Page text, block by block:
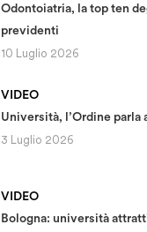
Odontoiatria, la top ten
previdenti
10 Luglio 2026
VIDEO
Università, l’Ordine parla
3 Luglio 2026
VIDEO
Bologna: università